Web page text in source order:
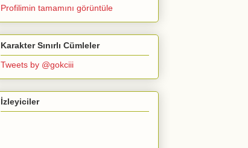
Profilimin tamamını görüntüle
Karakter Sınırlı Cümleler
Tweets by @gokciii
İzleyiciler